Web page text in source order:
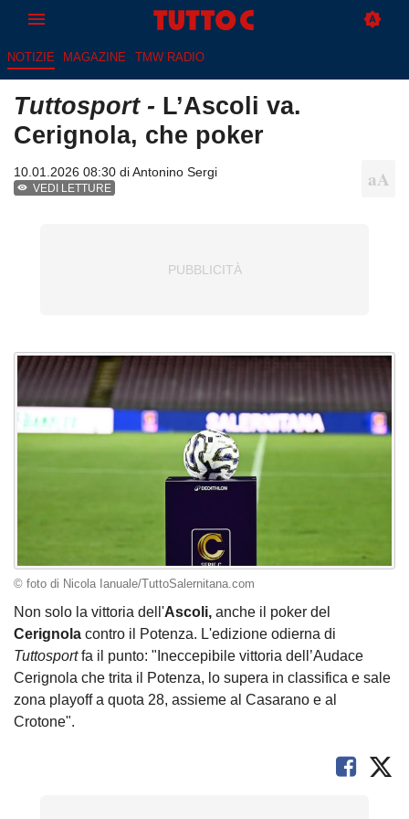
NOTIZIE MAGAZINE TMW RADIO
Tuttosport - L’Ascoli va.
Cerignola, che poker
10.01.2026 08:30 diAntonino Sergi
VEDI LETTURE
© foto di Nicola Ianuale/TuttoSalernitana.com
Non solo la vittoria dell'Ascoli, anche il poker del
Cerignola contro il Potenza. L'edizione odierna di
Tuttosportfa il punto: "Ineccepibile vittoria dell’Audace
Cerignola che trita il Potenza, lo supera in classifica e sale
zona playoff a quota 28, assieme al Casarano e al
Crotone".